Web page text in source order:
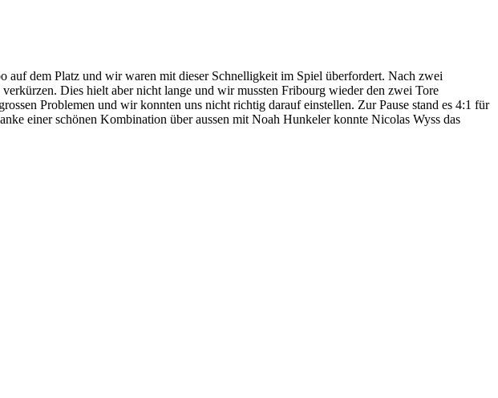
auf dem Platz und wir waren mit dieser Schnelligkeit im Spiel überfordert. Nach zwei
Dies hielt aber nicht lange und wir mussten Fribourg wieder den zwei Tore
Problemen und wir konnten uns nicht richtig darauf einstellen. Zur Pause stand es 4:1 für
einer schönen Kombination über aussen mit Noah Hunkeler konnte Nicolas Wyss das